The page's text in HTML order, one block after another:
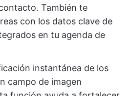
También te
con los datos clave de
en tu agenda de
instantánea de los
campo de imagen